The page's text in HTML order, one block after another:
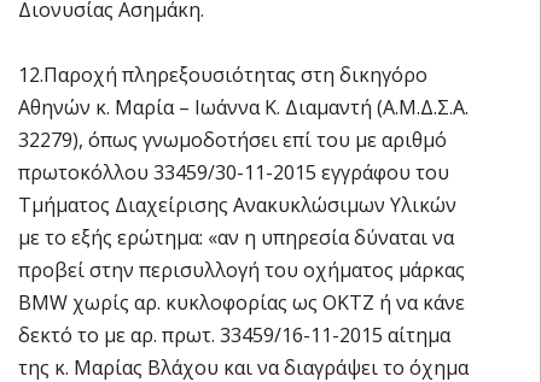
Διονυσίας Ασημάκη.
12.Παροχή πληρεξουσιότητας στη δικηγόρο
Αθηνών κ. Μαρία – Ιωάννα Κ. Διαμαντή (Α.Μ.Δ.Σ.Α.
32279), όπως γνωμοδοτήσει επί του με αριθμό
πρωτοκόλλου 33459/30-11-2015 εγγράφου του
Τμήματος Διαχείρισης Ανακυκλώσιμων Υλικών
με το εξής ερώτημα: «αν η υπηρεσία δύναται να
προβεί στην περισυλλογή του οχήματος μάρκας
BMW χωρίς αρ. κυκλοφορίας ως ΟΚΤΖ ή να κάνε
δεκτό το με αρ. πρωτ. 33459/16-11-2015 αίτημα
της κ. Μαρίας Βλάχου και να διαγράψει το όχημα